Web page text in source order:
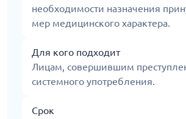
необходимости назначения
мер медицинского характера.
Для кого подходит
Лицам, совершившим
системного употребления.
Срок